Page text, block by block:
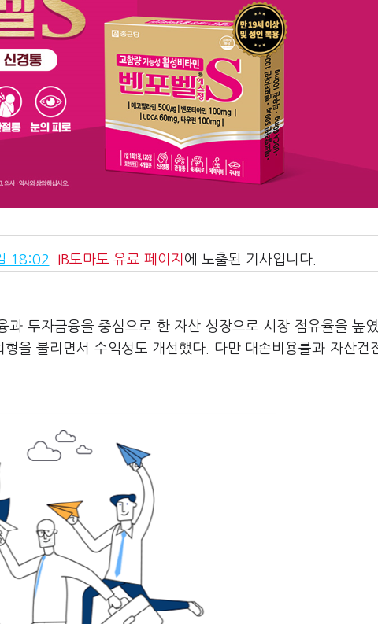
18:02 IB토마토 유료 페이지 에 노출된 기사입니다.
과 투자금융을 중심으로 한 자산 성장으로 시장 점유율을 높
을 불리면서 수익성도 개선했다. 다만 대손비용률과 자산건